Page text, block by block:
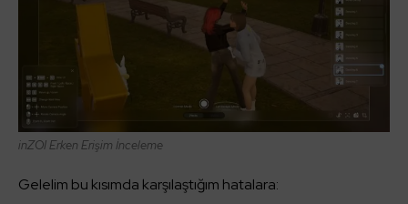
inZOIErken Erişim İnceleme
Gelelim bu kısımda karşılaştığım hatalara: